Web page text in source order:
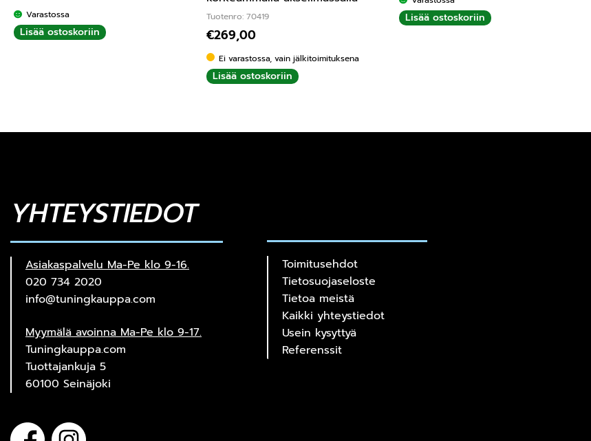
Varastossa
Lisää ostoskoriin
Tuotenro: 70419
€269,00
Ei varastossa, vain jälkitoimituksena
Lisää ostoskoriin
Lisää ostoskoriin
YHTEYSTIEDOT
Asiakaspalvelu Ma-Pe klo 9-16.
020 734 2020
info@tuningkauppa.com
Myymälä avoinna Ma-Pe klo 9-17.
Tuningkauppa.com
Tuottajankuja 5
60100 Seinäjoki
Toimitusehdot
Tietosuojaseloste
Tietoa meistä
Kaikki yhteystiedot
Usein kysyttyä
Referenssit